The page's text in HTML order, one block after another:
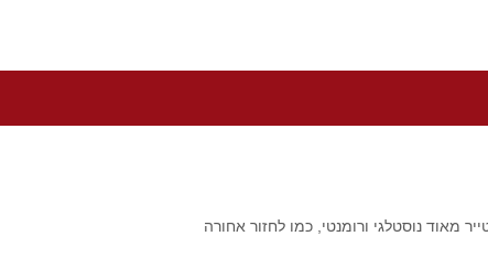
מאוד נוסטלגי ורומנטי, כמו לחזור אחורה